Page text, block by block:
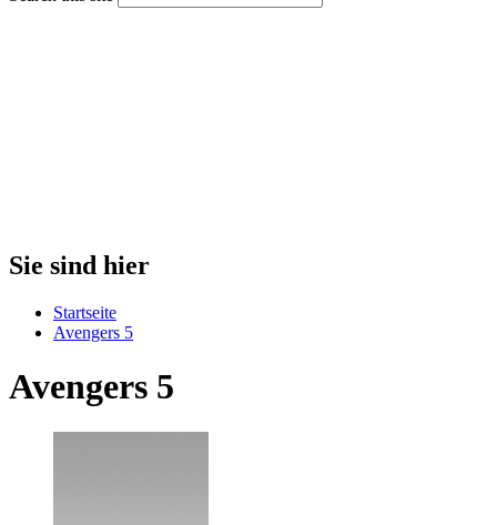
Sie sind hier
Startseite
Avengers 5
Avengers 5